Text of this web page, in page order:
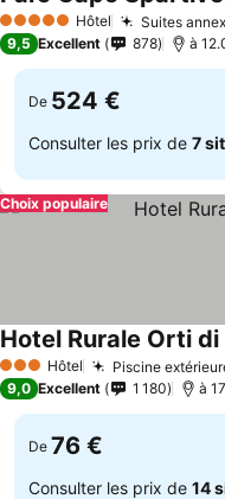
5 Étoiles Hôtel Suites
9,5 Excellent 878 à
De 524 €
Consulter les prix de 7
Choix populaire
3 ÉtoilesHôtel Piscine
Hotel Rurale Orti di
9,0 Excellent 1 180 à
De 76 €
Consulter les prix de 14